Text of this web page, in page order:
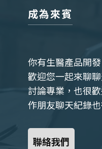
成為來賓
你有生醫產品開
歡迎您一起來聊
討論專業，也很
作朋友聊天紀錄
聯絡我們